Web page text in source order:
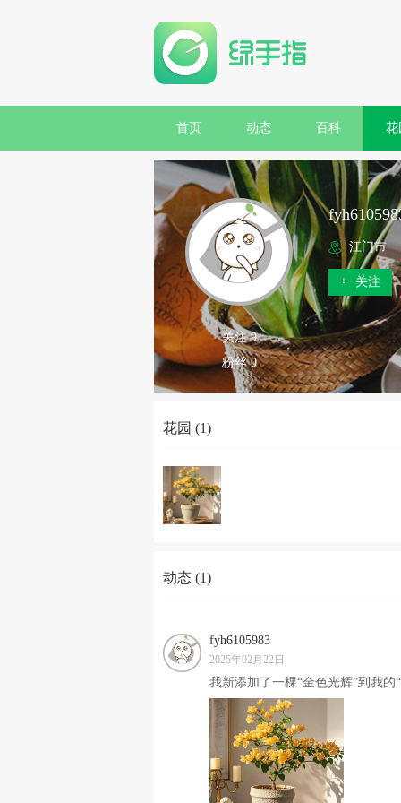
首页 动态 百科 花
关注 9
粉丝 0
江门市
+ 关注
花园 (1)
动态 (1)
fyh6105983
2025年02月22日
我新添加了一棵“金色光辉”到我的